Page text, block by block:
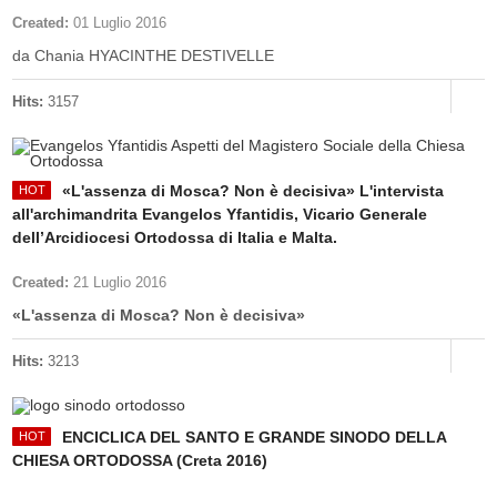
Created: 01 Luglio 2016
da Chania HYACINTHE DESTIVELLE
Hits: 3157
«L'assenza di Mosca? Non è decisiva» L'intervista
all'archimandrita Evangelos Yfantidis, Vicario Generale
dell’Arcidiocesi Ortodossa di Italia e Malta.
Created: 21 Luglio 2016
«L'assenza di Mosca? Non è decisiva»
Hits: 3213
ENCICLICA DEL SANTO E GRANDE SINODO DELLA
CHIESA ORTODOSSA (Creta 2016)